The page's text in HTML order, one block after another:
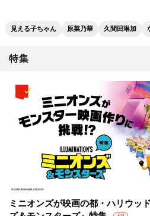
見える子ちゃん 原菜乃華 久間田琳加
特集
ミニオンズが映画の都・ハリウッ